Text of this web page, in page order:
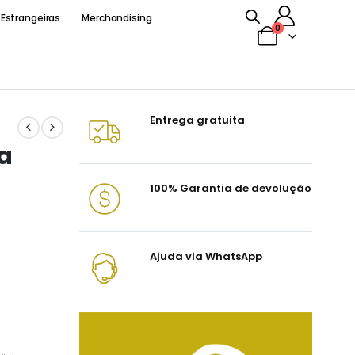
Merchandising
0
Entrega gratuita
100% Garantia de devolução
Ajuda via WhatsApp